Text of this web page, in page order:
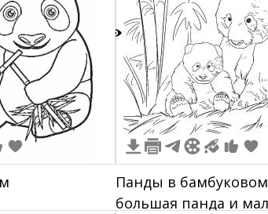
Панды в бамбуковом
большая панда и